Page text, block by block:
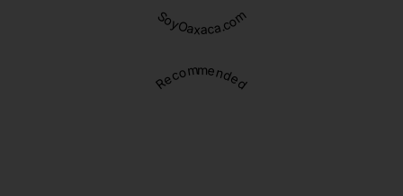
SoyOaxaca.com
Recommended